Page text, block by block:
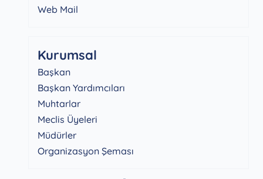
Web Mail
Kurumsal
Başkan
Başkan Yardımcıları
Muhtarlar
Meclis Üyeleri
Müdürler
Organizasyon Şeması